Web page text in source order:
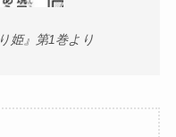
姫』第1巻より